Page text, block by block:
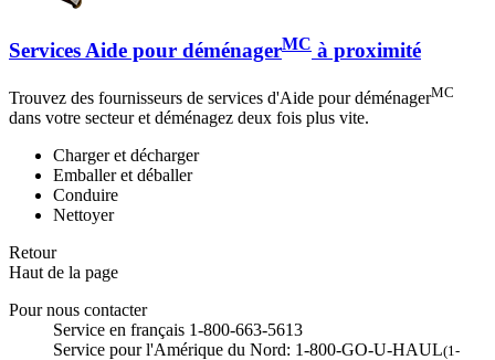
Services Aide pour déménagerMC à proximité
Trouvez des fournisseurs de services d'Aide pour déménagerMC
dans votre secteur et déménagez deux fois plus vite.
Charger et décharger
Emballer et déballer
Conduire
Nettoyer
Retour
Haut de la page
Pour nous contacter
Service en français 1-800-663-5613
Service pour l'Amérique du Nord: 1-800-GO-U-HAUL(1-